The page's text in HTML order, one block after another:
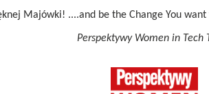
Majówki! ....and be the Change You
Perspektywy Women in Tech